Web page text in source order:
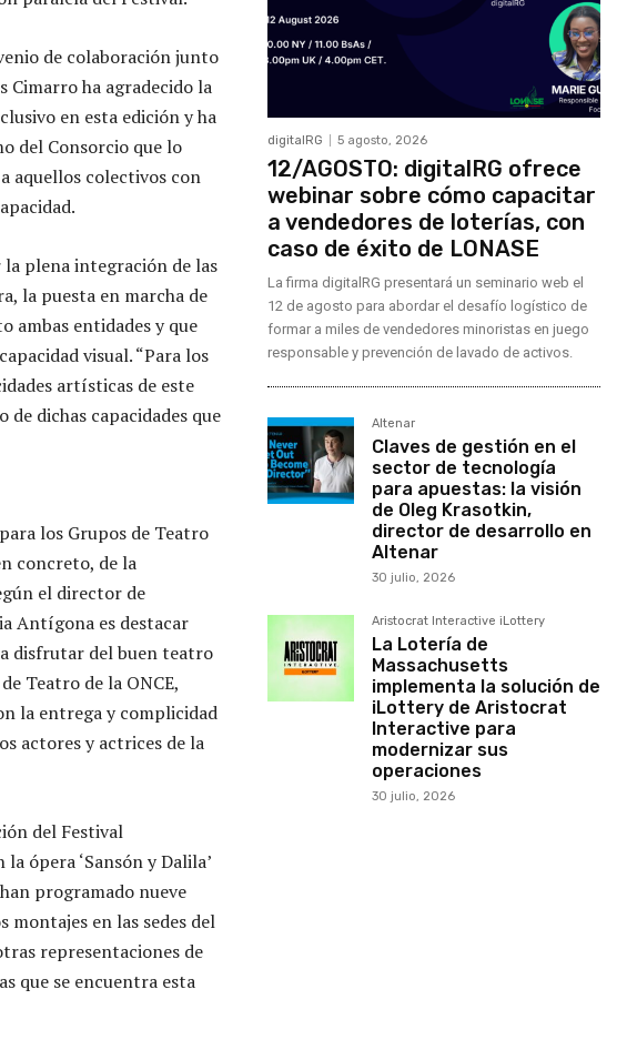
de colaboración junto
Cimarro ha agradecido la
en esta edición y ha
del Consorcio que lo
aquellos colectivos con
la plena integración de las
la puesta en marcha de
ambas entidades y que
visual. “Para los
artísticas de este
dichas capacidades que
los Grupos de Teatro
concreto, de la
el director de
Antígona es destacar
disfrutar del buen teatro
Teatro de la ONCE,
la entrega y complicidad
actores y actrices de la
del Festival
ópera ‘Sansón y Dalila’
programado nueve
montajes en las sedes del
representaciones de
que se encuentra esta
digitalRG 5 agosto, 2026
12/AGOSTO: digitalRG ofrece
webinar sobre cómo capacitar
a vendedores de loterías, con
caso de éxito de LONASE
La firma digitalRG presentará un seminario web el
12 de agosto para abordar el desafío logístico de
formar a miles de vendedores minoristas en juego
responsable y prevención de lavado de activos.
Altenar
Claves de gestión en el
sector de tecnología
para apuestas: la visión
de Oleg Krasotkin,
director de desarrollo en
Altenar
30 julio, 2026
Aristocrat Interactive iLottery
La Lotería de
Massachusetts
implementa la solución de
iLottery de Aristocrat
Interactive para
modernizar sus
operaciones
30 julio, 2026